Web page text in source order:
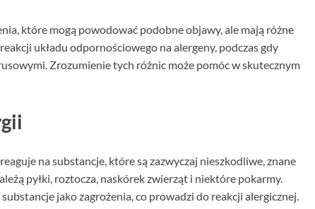
które mogą powodować podobne objawy, ale mają różne
układu odpornościowego na alergeny, podczas gdy
Zrozumienie tych różnic może pomóc w skutecznym
na substancje, które są zazwyczaj nieszkodliwe, znane
pyłki, roztocza, naskórek zwierząt i niektóre pokarmy.
jako zagrożenia, co prowadzi do reakcji alergicznej.